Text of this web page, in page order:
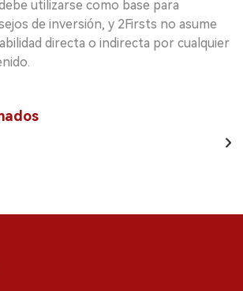
utilizarse como base para
de inversión, y 2Firsts no asume
directa o indirecta por cualquier